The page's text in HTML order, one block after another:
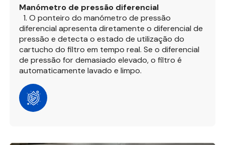
Manómetro de pressão diferencial
1. O ponteiro do manómetro de pressão
diferencial apresenta diretamente o diferencial de
pressão e detecta o estado de utilização do
cartucho do filtro em tempo real. Se o diferencial
de pressão for demasiado elevado, o filtro é
automaticamente lavado e limpo.